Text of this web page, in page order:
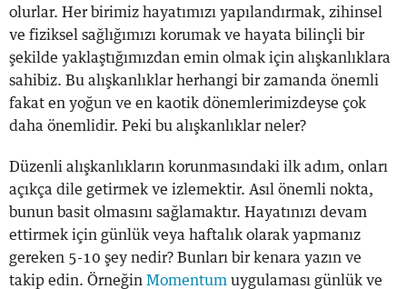
olurlar. Her birimiz hayatımızı yapılandırmak, zihinsel
ve fiziksel sağlığımızı korumak ve hayata bilinçli bir
şekilde yaklaştığımızdan emin olmak için alışkanlıklara
sahibiz. Bu alışkanlıklar herhangi bir zamanda önemli
fakat en yoğun ve en kaotik dönemlerimizdeyse çok
daha önemlidir. Peki bu alışkanlıklar neler?
Düzenli alışkanlıkların korunmasındaki ilk adım, onları
açıkça dile getirmek ve izlemektir. Asıl önemli nokta,
bunun basit olmasını sağlamaktır. Hayatınızı devam
ettirmek için günlük veya haftalık olarak yapmanız
gereken 5-10 şey nedir? Bunları bir kenara yazın ve
takip edin. Örneğin Momentum uygulaması günlük ve